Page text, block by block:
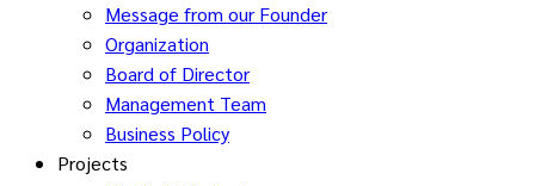
Message from our Founder
Organization
Board of Director
Management Team
Business Policy
Projects